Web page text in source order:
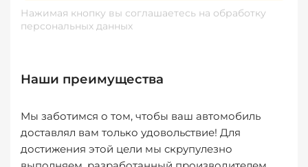
Нажимая кнопку вы соглашаетесь на обработку
персональных данных
Наши преимущества
Мы заботимся о том, чтобы ваш автомобиль
доставлял вам только удовольствие! Для
достижения этой цели мы скрупулезно